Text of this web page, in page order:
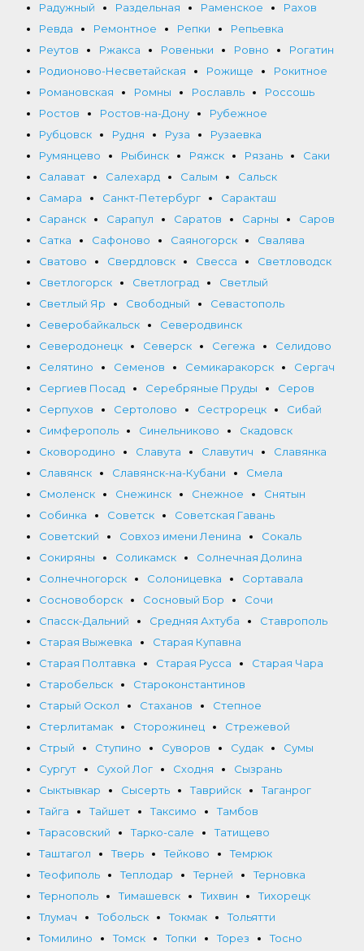
Радужный Раздельная Раменское
Рахов
Ревда
Ремонтное Репки
Репьевка
Реутов
Ржакса Ровеньки Ровно
Рогатин
Родионово-Несветайская
Рожище
Рокитное
Романовская
Ромны Рославль
Россошь
Ростов
Ростов-на-Дону
Рубежное
Рубцовск
Рудня Руза
Рузаевка
Румянцево
Рыбинск Ряжск Рязань
Саки
Салават
Салехард Салым
Сальск
Самара
Санкт-Петербург
Саракташ
Саранск
Сарапул Саратов Сарны
Саров
Сатка
Сафоново Саяногорск
Свалява
Сватово
Свердловск Свесса
Светловодск
Светлогорск
Светлоград
Светлый
Светлый Яр
Свободный
Севастополь
Северобайкальск
Северодвинск
Северодонецк
Северск Сегежа
Селидово
Селятино
Семенов Семикаракорск
Сергач
Сергиев Посад
Серебряные Пруды
Серов
Серпухов
Сертолово Сестрорецк
Сибай
Симферополь
Синельниково
Скадовск
Сковородино
Славута Славутич
Славянка
Славянск
Славянск-на-Кубани
Смела
Смоленск
Снежинск Снежное
Снятын
Собинка
Советск
Советская Гавань
Советский
Совхоз имени Ленина
Сокаль
Сокиряны
Соликамск
Солнечная Долина
Солнечногорск
Солоницевка
Сортавала
Сосновоборск
Сосновый Бор
Сочи
Спасск-Дальний
Средняя Ахтуба
Ставрополь
Старая Выжевка
Старая Купавна
Старая Полтавка
Старая Русса
Старая Чара
Старобельск
Староконстантинов
Старый Оскол
Стаханов
Степное
Стерлитамак
Сторожинец
Стрежевой
Стрый
Ступино Суворов Судак
Сумы
Сургут
Сухой Лог Сходня
Сызрань
Сыктывкар
Сысерть Таврийск
Таганрог
Тайга
Тайшет Таксимо
Тамбов
Тарасовский
Тарко-сале
Татищево
Таштагол
Тверь Тейково
Темрюк
Теофиполь
Теплодар Терней
Терновка
Тернополь
Тимашевск Тихвин
Тихорецк
Тлумач
Тобольск Токмак
Тольятти
Томилино
Томск Топки Торез
Тосно